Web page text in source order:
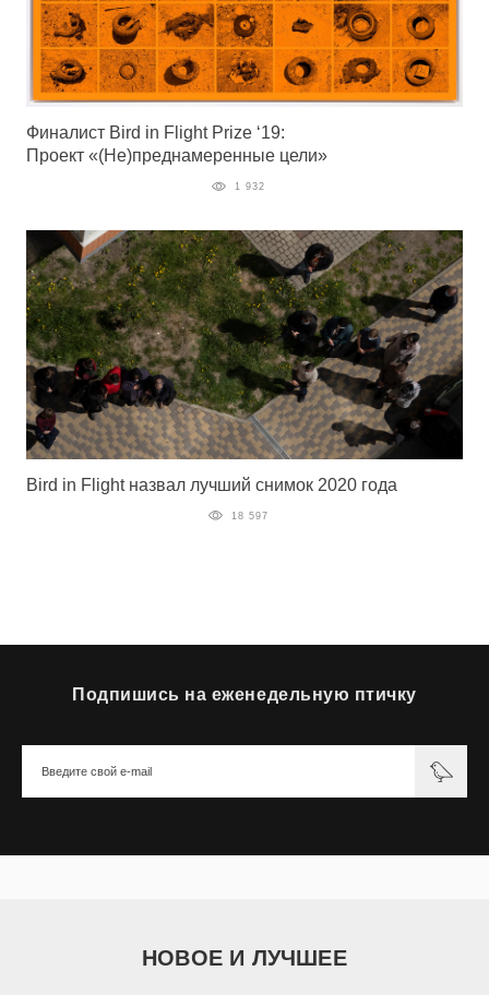
Финалист Bird in Flight Prize ‘19:
Проект «(Не)преднамеренные цели»
1 932
Bird in Flight назвал лучший снимок 2020 года
18 597
Подпишись на еженедельную птичку
НОВОЕ И ЛУЧШЕЕ